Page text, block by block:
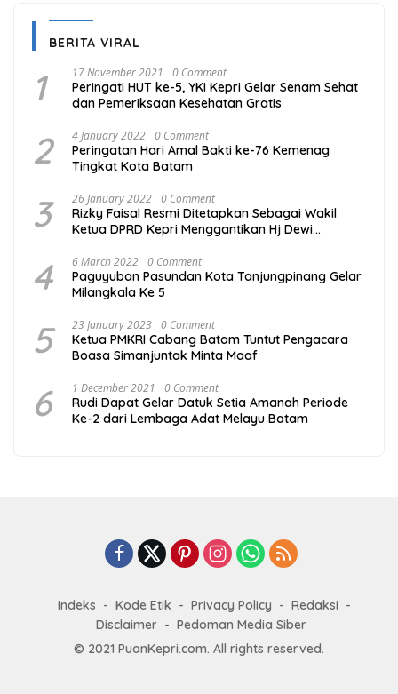
BERITA VIRAL
1 17 November 2021 0 Comment
Peringati HUT ke-5, YKI Kepri Gelar Senam Sehat
dan Pemeriksaan Kesehatan Gratis
2 4 January 2022 0 Comment
Peringatan Hari Amal Bakti ke-76 Kemenag
Tingkat Kota Batam
3 26 January 2022 0 Comment
Rizky Faisal Resmi Ditetapkan Sebagai Wakil
Ketua DPRD Kepri Menggantikan Hj Dewi
4 6 March 2022 0 Comment
Paguyuban Pasundan Kota Tanjungpinang Gelar
Milangkala Ke 5
5 23 January 2023 0 Comment
Ketua PMKRI Cabang Batam Tuntut Pengacara
Boasa Simanjuntak Minta Maaf
6 1 December 2021 0 Comment
Rudi Dapat Gelar Datuk Setia Amanah Periode
Ke-2 dari Lembaga Adat Melayu Batam
Indeks Kode Etik Privacy Policy
Redaksi
Disclaimer
Pedoman Media Siber
© 2021 PuanKepri.com. All rights reserved.